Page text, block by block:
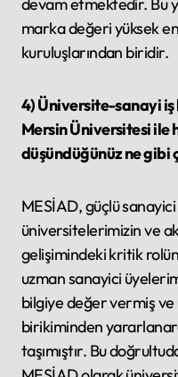
marka değeri yüksek
kuruluşlarından biridir.
4) Üniversite-sanayi
Mersin Üniversitesi
düşündüğünüz ne gibi
MESİAD, güçlü
üniversitelerimizin ve
gelişimindeki kritik
uzman sanayici
bilgiye değer vermiş
birikiminden
taşımıştır. Bu